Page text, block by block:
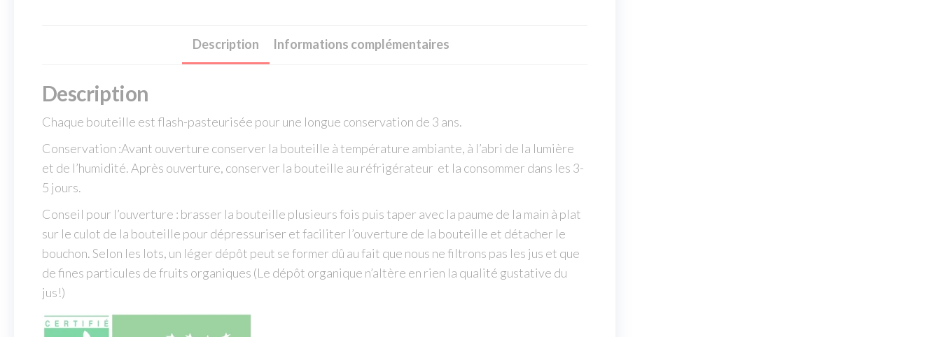
Description Informations complémentaires
Description
Chaque bouteille est flash-pasteurisée pour une longue conservation de 3 ans.
Conservation :Avant ouverture conserver la bouteille à température ambiante, à l’abri de la lumière
et de l’humidité. Après ouverture, conserver la bouteille au réfrigérateur et la consommer dans les 3-
5 jours.
Conseil pour l’ouverture : brasser la bouteille plusieurs fois puis taper avec la paume de la main à plat
sur le culot de la bouteille pour dépressuriser et faciliter l’ouverture de la bouteille et détacher le
bouchon. Selon les lots, un léger dépôt peut se former dû au fait que nous ne filtrons pas les jus et que
de fines particules de fruits organiques (Le dépôt organique n’altère en rien la qualité gustative du
jus!)